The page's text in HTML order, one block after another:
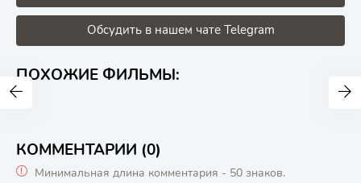
Обсудить в нашем чате Telegram
ПОХОЖИЕ ФИЛЬМЫ:
КОММЕНТАРИИ (0)
Минимальная длина комментария - 50 знаков.